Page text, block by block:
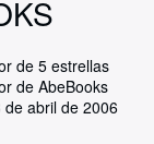
de 5 estrellas
de AbeBooks
de abril de 2006